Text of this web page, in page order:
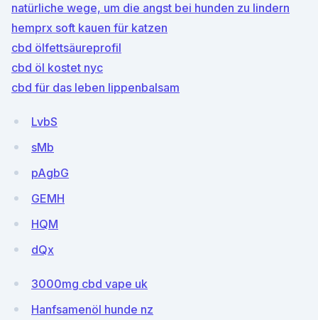
natürliche wege, um die angst bei hunden zu lindern
hemprx soft kauen für katzen
cbd ölfettsäureprofil
cbd öl kostet nyc
cbd für das leben lippenbalsam
LvbS
sMb
pAgbG
GEMH
HQM
dQx
3000mg cbd vape uk
Hanfsamenöl hunde nz